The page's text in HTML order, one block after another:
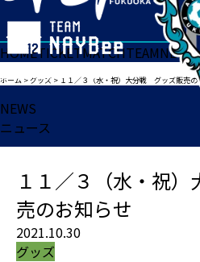
HOMETICKETMATCHTEAMNEWS
ホーム >グッズ > １１／３（水・祝）大分戦 グッズ販売の
NEWS
ニュース
１１／３（水・祝
売のお知らせ
2021.10.30
グッズ